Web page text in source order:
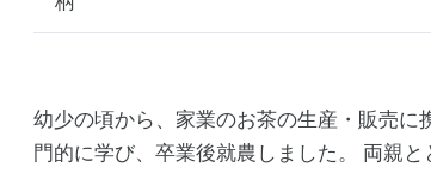
幼少の頃から、家業のお茶の生産・販売
門的に学び、卒業後就農しました。 両親と